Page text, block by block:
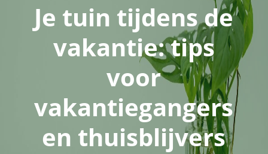
Je tuin tijdens de
vakantie: tips
voor
vakantiegangers
en thuisblijvers